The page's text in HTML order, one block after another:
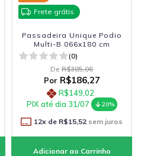
Frete grátis
Passadeira Unique Podio
Multi-B 066x180 cm
(0)
De R$385,06
Por R$186,27
R$149,02
PIX até dia 31/07
20%
12x de R$15,52 sem juros